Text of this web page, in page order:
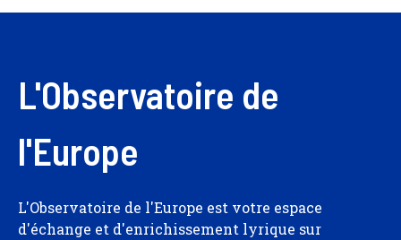
L'Observatoire de
l'Europe
L'Observatoire de l'Europe est votre espace
d'échange et d'enrichissement lyrique sur